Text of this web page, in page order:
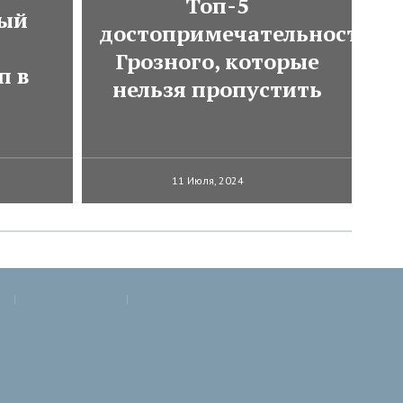
в
достопримечательностей
Грозного, которые
нельзя пропустить
11 Июля, 2024